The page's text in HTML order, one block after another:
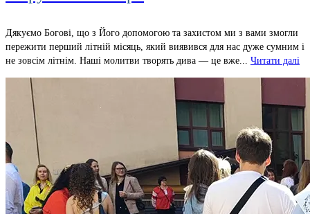
Дякуємо Богові, що з Його допомогою та захистом ми з вами змогли
пережити перший літній місяць, який виявився для нас дуже сумним і
не зовсім літнім. Наші молитви творять дива — це вже... Читати далі